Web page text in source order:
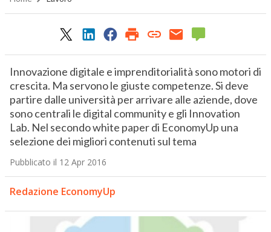
Innovazione digitale e imprenditorialità sono motori di
crescita. Ma servono le giuste competenze. Si deve
partire dalle università per arrivare alle aziende, dove
sono centrali le digital community e gli Innovation
Lab. Nel secondo white paper di EconomyUp una
selezione dei migliori contenuti sul tema
Pubblicato il 12 Apr 2016
Redazione EconomyUp